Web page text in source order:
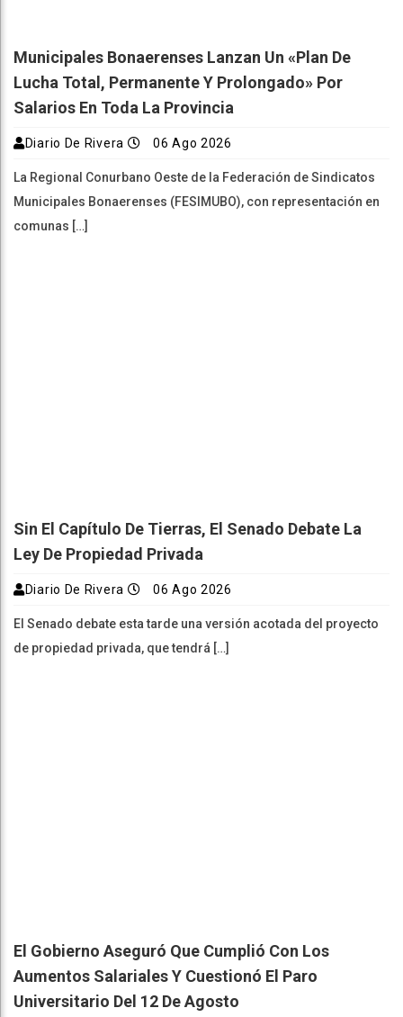
Municipales Bonaerenses Lanzan Un «plan De
Lucha Total, Permanente Y Prolongado» Por
Salarios En Toda La Provincia
Diario De Rivera 06 Ago 2026
La Regional Conurbano Oeste de la Federación de Sindicatos
Municipales Bonaerenses (FESIMUBO), con representación en
comunas […]
Sin El Capítulo De Tierras, El Senado Debate La
Ley De Propiedad Privada
Diario De Rivera 06 Ago 2026
El Senado debate esta tarde una versión acotada del proyecto
de propiedad privada, que tendrá […]
El Gobierno Aseguró Que Cumplió Con Los
Aumentos Salariales Y Cuestionó El Paro
Universitario Del 12 De Agosto